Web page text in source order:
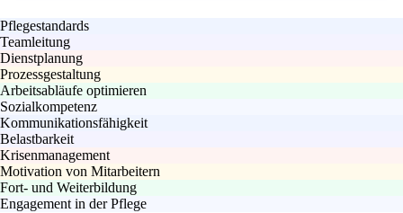
Pflegestandards
Teamleitung
Dienstplanung
Prozessgestaltung
Arbeitsabläufe optimieren
Sozialkompetenz
Kommunikationsfähigkeit
Belastbarkeit
Krisenmanagement
Motivation von Mitarbeitern
Fort- und Weiterbildung
Engagement in der Pflege